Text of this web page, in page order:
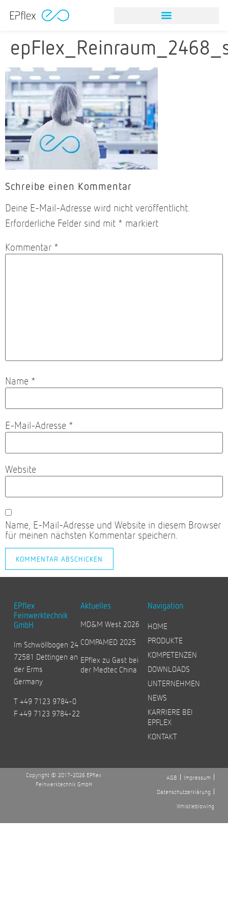
Schreibe einen Kommentar
Deine E-Mail-Adresse wird nicht veröffentlicht.
Erforderliche Felder sind mit * markiert
Kommentar *
Name *
E-Mail-Adresse *
Website
Name, E-Mail-Adresse und Website in diesem Browser
für meinen nächsten Kommentar speichern.
EPflex
Feinwerktechnik
GmbH
Im Schwöllbogen 24
72581 Dettingen an
der Erms
Germany
T +49 7123 9784-0
F +49 7123 9784-22
Aktuelles
MD&M West 2026
COMPAMED 2025
EPflex zu Gast bei
der Medtec China
Navigation
HOME
PRODUKTE
KOMPETENZEN
DOWNLOADS
UNTERNEHMEN
NEWS
KARRIERE BEI
EPFLEX
KONTAKT
Copyright © 2017-2026 EPflex
Feinwerktechnik GmbH
AGB
Impressum
Datenschutzerklärung
Whistleblowing